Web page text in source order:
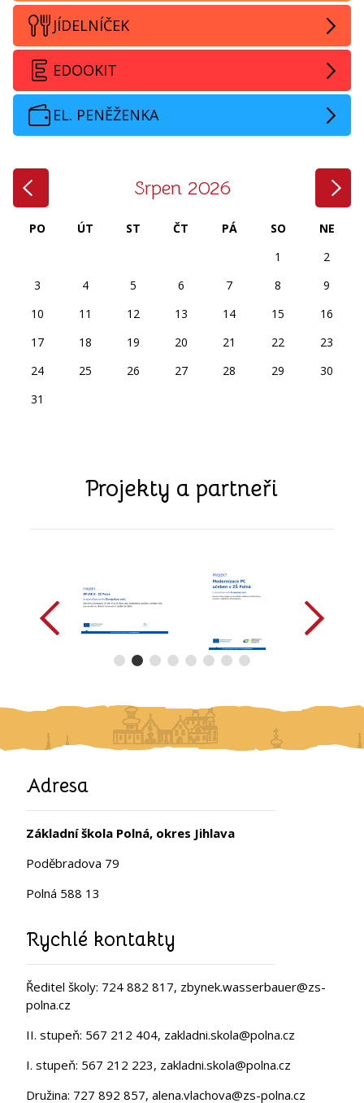
JÍDELNÍČEK
EDOOKIT
EL. PENĚŽENKA
Srpen 2026
PO ÚT ST ČT PÁ SO
NE
1
2
3
4 5 6 7 8
9
10
11 12 13 14 15
16
17
18 19 20 21 22
23
24
25 26 27 28 29
30
31
Projekty a partneři
Adresa
Základní škola Polná, okres Jihlava
Poděbradova 79
Polná 588 13
Rychlé kontakty
Ředitel školy: 724 882 817, zbynek.wasserbauer@zs-
polna.cz
II. stupeň: 567 212 404, zakladni.skola@polna.cz
I. stupeň: 567 212 223, zakladni.skola@polna.cz
Družina: 727 892 857, alena.vlachova@zs-polna.cz